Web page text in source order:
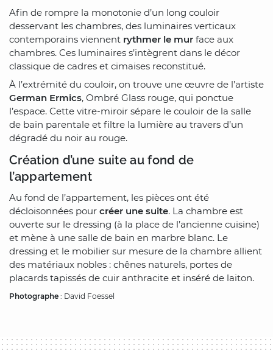
Afin de rompre la monotonie d’un long couloir
desservant les chambres, des luminaires verticaux
contemporains viennent rythmer le mur face aux
chambres. Ces luminaires s’intègrent dans le décor
classique de cadres et cimaises reconstitué.
À l’extrémité du couloir, on trouve une œuvre de l’artiste
German Ermics, Ombré Glass rouge, qui ponctue
l’espace. Cette vitre-miroir sépare le couloir de la salle
de bain parentale et filtre la lumière au travers d’un
dégradé du noir au rouge.
Création d’une suite au fond de
l’appartement
Au fond de l’appartement, les pièces ont été
décloisonnées pour créer une suite. La chambre est
ouverte sur le dressing (à la place de l’ancienne cuisine)
et mène à une salle de bain en marbre blanc. Le
dressing et le mobilier sur mesure de la chambre allient
des matériaux nobles : chênes naturels, portes de
placards tapissés de cuir anthracite et inséré de laiton.
Photographe : David Foessel